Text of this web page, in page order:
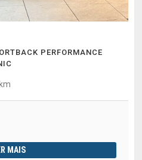
PERFORMANCE
MAIS